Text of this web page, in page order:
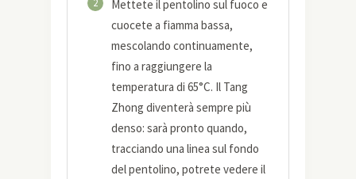
2
Mettete il pentolino sul fuoco e
cuocete a fiamma bassa,
mescolando continuamente,
fino a raggiungere la
temperatura di 65°C. Il Tang
Zhong diventerà sempre più
denso: sarà pronto quando,
tracciando una linea sul fondo
del pentolino, potrete vedere il